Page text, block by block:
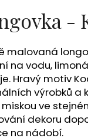
-
malovaná
na vodu,
Hravý motiv
výrobků a
ve
dekoru
na nádobí.